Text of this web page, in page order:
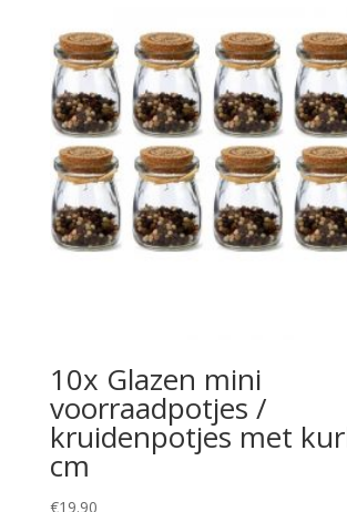
10x Glazen mini
voorraadpotjes /
kruidenpotjes met
cm
€19.90